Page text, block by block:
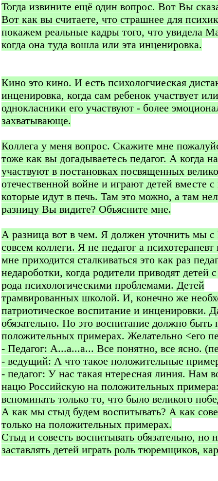
Тогда извините ещё один вопрос. Вот Вы
Вот как вы считаете, что страшнее для
покажем реальные кадры того, что увидела
когда она туда вошла или эта инценировка.
Кино это кино. И есть психологчиеская
инценировка, когда сам ребенок участвует
однокласники его участвуют - более
захватывающе.
Коллега у меня вопрос. Скажите мне
тоже как вы догадываетесь педагог. А когда
участвуют в постановках посвященных
отечественной войне и играют детей вместе
которые идут в печь. Там это можно, а там
разницу Вы видите? Объясните мне.
А разница вот в чем. Я должен уточнить мы
совсем коллеги. Я не педагог а
мне приходится сталкиваться это как раз
недароботки, когда родители приводят детей
рода психологическими проблемами. Детей
трамвированных школой. И, конечно же
патриотическое воспитание и инценировки.
обязательно. Но это воспитание должно быть
положительных примерах. Желательно <его
- Педагог: А...а...а... Все понятно, все ясно.
- ведущий: А что такое положительные
- педагог: У нас такая нтересная линия. Нам
нацю Российскую на положительных
вспоминать только то, что было великого
А как мы стыд будем воспитывать? А как
только на положительных примерах.
Стыд и совесть воспитывать обязательно, но
заставлять детей играть роль тюремщиков,